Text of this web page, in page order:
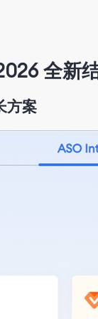
全新
方案